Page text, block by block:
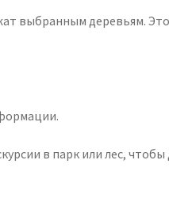
выбранным деревьям.
в парк или лес,